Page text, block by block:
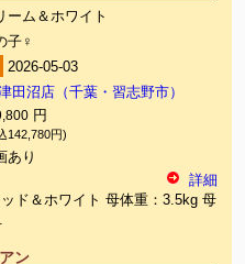
ーム＆ホワイト
子♀
2026-05-03
田沼店（千葉・習志野市）
円
142,780円)
あり
詳細
ド＆ホワイト 母体重：3.5kg 母
ン